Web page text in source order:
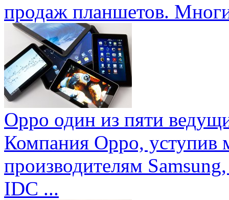
продаж планшетов.
Oppo один из пяти
Компания Oppo, уступив
производителям
IDC ...